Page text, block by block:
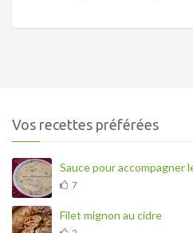
Vos recettes préférées
Sauce pour accompagner
7
Filet mignon au cidre